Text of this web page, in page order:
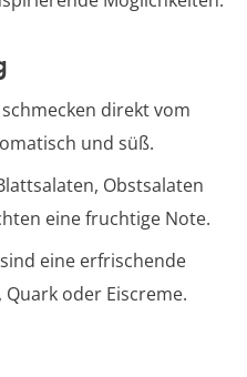
direkt vom
und süß.
Obstsalaten
eine fruchtige Note.
eine erfrischende
oder Eiscreme.